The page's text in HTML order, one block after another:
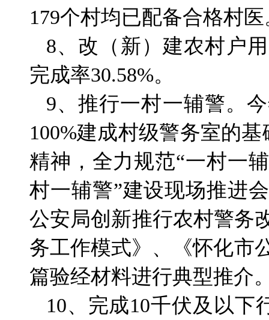
179个村均已配备合格村医
8、改（新）建农村户
完成率30.58%。
9、推行一村一辅警。
100%建成村级警务室的
精神，全力规范“一村一
村一辅警”建设现场推进
公安局创新推行农村警务
务工作模式》、《怀化市
篇验经材料进行典型推介
10、完成10千伏及以下